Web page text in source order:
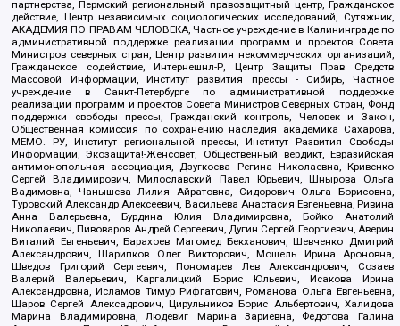
партнерства, Пермский региональный правозащитный центр, Гражданское
действие, Центр независимых социологических исследований, Сутяжник,
АКАДЕМИЯ ПО ПРАВАМ ЧЕЛОВЕКА, Частное учреждение в Калининграде по
административной поддержке реализации программ и проектов Совета
Министров северных стран, Центр развития некоммерческих организаций,
Гражданское содействие, Интернешнл-Р, Центр Защиты Прав Средств
Массовой Информации, Институт развития прессы - Сибирь, Частное
учреждение в Санкт-Петербурге по административной поддержке
реализации программ и проектов Совета Министров Северных Стран, Фонд
поддержки свободы прессы, Гражданский контроль, Человек и Закон,
Общественная комиссия по сохранению наследия академика Сахарова,
МЕМО. РУ, Институт региональной прессы, Институт Развития Свободы
Информации, Экозащита!-Женсовет, Общественный вердикт, Евразийская
антимонопольная ассоциация, Дзугкоева Регина Николаевна, Кривенко
Сергей Владимирович, Милославский Павел Юрьевич, Шнырова Ольга
Вадимовна, Чанышева Лилия Айратовна, Сидорович Ольга Борисовна,
Туровский Александр Алексеевич, Васильева Анастасия Евгеньевна, Ривина
Анна Валерьевна, Бурдина Юлия Владимировна, Бойко Анатолий
Николаевич, Пивоваров Андрей Сергеевич, Дугин Сергей Георгиевич, Аверин
Виталий Евгеньевич, Барахоев Магомед Бекханович, Шевченко Дмитрий
Александрович, Шарипков Олег Викторович, Мошель Ирина Ароновна,
Шведов Григорий Сергеевич, Пономарев Лев Александрович, Созаев
Валерий Валерьевич, Каргалицкий Борис Юльевич, Исакова Ирина
Александровна, Исламов Тимур Рифгатович, Романова Ольга Евгеньевна,
Щаров Сергей Алексадрович, Цирульников Борис Альбертович, Халидова
Марина Владимировна, Людевиг Марина Зариевна, Федотова Галина